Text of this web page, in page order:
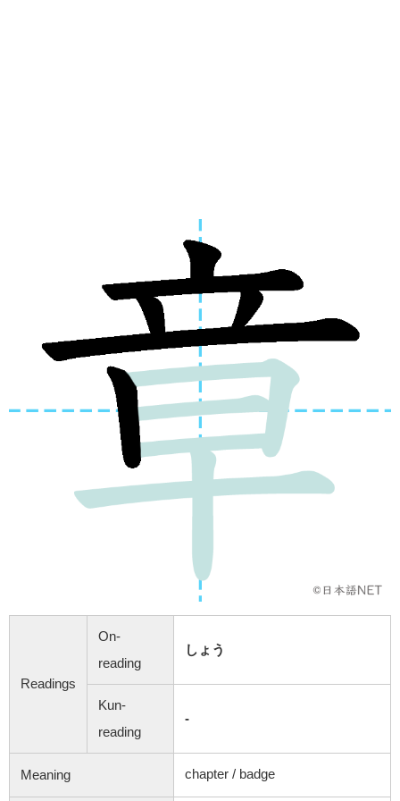
Readings
On-
reading
しょう
Kun-
reading
-
Meaning chapter / badge